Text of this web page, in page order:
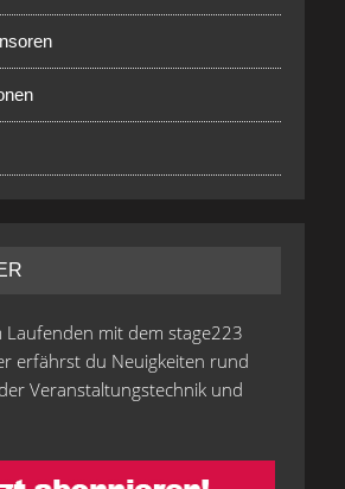
Laufenden mit dem stage223
erfährst du Neuigkeiten rund
Veranstaltungstechnik und